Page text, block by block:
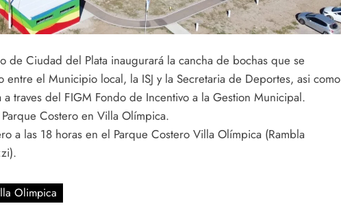
Ciudad del Plata inaugurará la cancha de bochas que se
el Municipio local, la ISJ y la Secretaria de Deportes, asi como
traves del FIGM Fondo de Incentivo a la Gestion Municipal.
Costero en Villa Olímpica.
a las 18 horas en el Parque Costero Villa Olímpica (Rambla
Olimpica